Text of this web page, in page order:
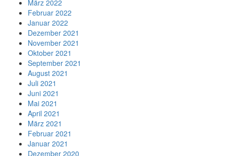
März 2022
Februar 2022
Januar 2022
Dezember 2021
November 2021
Oktober 2021
September 2021
August 2021
Juli 2021
Juni 2021
Mai 2021
April 2021
März 2021
Februar 2021
Januar 2021
Dezember 2020